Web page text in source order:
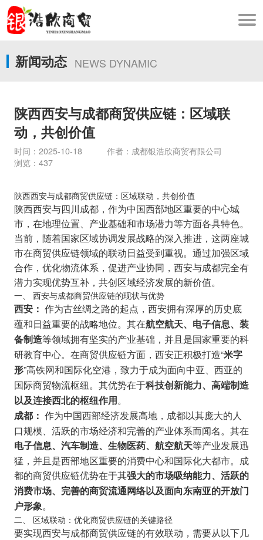
新闻动态 NEWS DYNAMIC
陕西西安与成都商贸供应链：区域联
动，共创价值
时间：2025-10-18 作者：成都银浩欣商贸有限公司
浏览：437
陕西西安与成都商贸供应链：区域联动，共创价值
陕西西安与四川成都，作为中国西部地区重要的中心城
市，在地理位置、产业基础和市场潜力等方面各具特色。
当前，随着国家区域协调发展战略的深入推进，这两座城
市在商贸供应链领域的联动日益受到重视。通过加强区域
合作，优化物流体系，促进产业协同，西安与成都完全有
潜力实现优势互补，共创区域经济发展的新价值。
一、 西安与成都商贸供应链的现状与优势
西安： 作为古丝绸之路的起点，西安拥有深厚的历史底
蕴和日益重要的战略地位。其在航空航天、电子信息、装
备制造等领域拥有坚实的产业基础，并且是国家重要的科
研教育中心。在商贸供应链方面，西安正积极打造“米字
形”高铁网和国际化空港，致力于成为面向中亚、西亚的
国际商贸物流枢纽。其优势在于科技创新能力、高端制造
以及连接西北的枢纽作用。
成都： 作为中国西部经济发展高地，成都以其庞大的人
口规模、活跃的市场经济和完善的产业体系而闻名。其在
电子信息、汽车制造、生物医药、航空航天等产业发展迅
猛，并且是西部地区重要的消费中心和国际化大都市。成
都的商贸供应链优势在于其强大的市场吸纳能力、活跃的
消费市场、完善的商贸流通网络以及面向东南亚的开放门
户形象。
二、 区域联动：优化商贸供应链的关键路径
要实现西安与成都商贸供应链的有效联动，需要从以下几